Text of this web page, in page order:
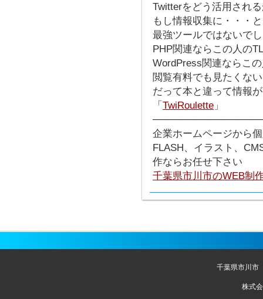
Twitterをどう活用され
もし情報収集に・・・
最強ツールではないで
PHP関連ならこの人の
WordPress関連ならこ
閲覧有料でも見たくな
だって本と違って情報
「 TwiRoulette 」
企業ホームページから
FLASH、イラスト、
作ならお任せ下さい
千葉県市川市のWEB制
千葉県市川市
株式